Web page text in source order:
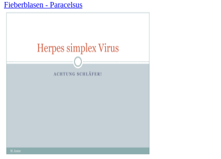
Fieberblasen - Paracelsus